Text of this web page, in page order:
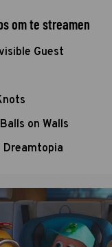
om te streamen
Guest
on Walls
Dreamtopia